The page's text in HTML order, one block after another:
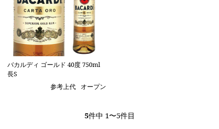
バカルディ ゴールド 40度 750ml
長S
参考上代
オープン
5件中 1〜5件目